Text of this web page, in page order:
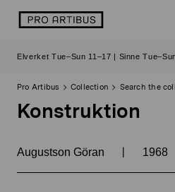
logo
Elverket Tue–Sun 11–17 | Sinne
Pro Artibus Collection Search the
Konstruktion
Augustson Göran | 1968